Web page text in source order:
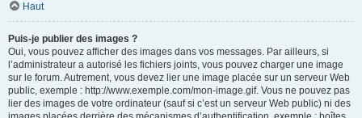
Haut
Puis-je publier des images ?
Oui, vous pouvez afficher des images dans vos messages. Par ailleurs, si
l’administrateur a autorisé les fichiers joints, vous pouvez charger une image
sur le forum. Autrement, vous devez lier une image placée sur un serveur Web
public, exemple : http://www.exemple.com/mon-image.gif. Vous ne pouvez pas
lier des images de votre ordinateur (sauf si c’est un serveur Web public) ni des